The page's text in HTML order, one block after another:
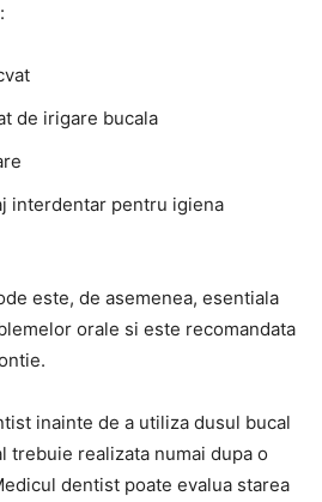
de irigare bucala
interdentar pentru igiena
este, de asemenea, esentiala
orale si este recomandata
inainte de a utiliza dusul bucal
trebuie realizata numai dupa o
dentist poate evalua starea